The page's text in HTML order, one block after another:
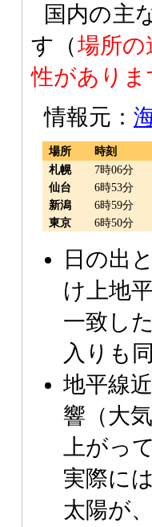
国内の主
す（場所
性がありま
情報元：
場所
時刻
札幌
7時06分
仙台
6時53分
新潟
6時59分
東京
6時50分
日の出
け上地
一致し
入りも
地平線
響（大
上がっ
実際に
太陽が